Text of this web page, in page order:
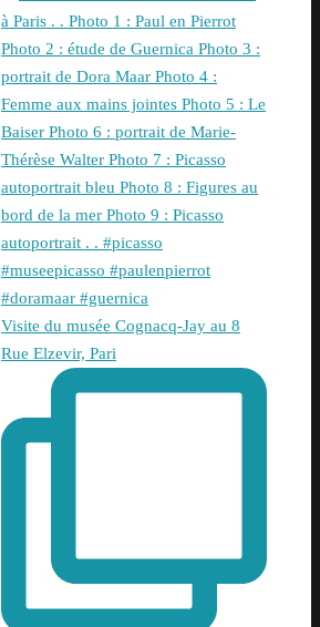
Visite du musée Cognacq-Jay au 8
Rue Elzevir, Pari